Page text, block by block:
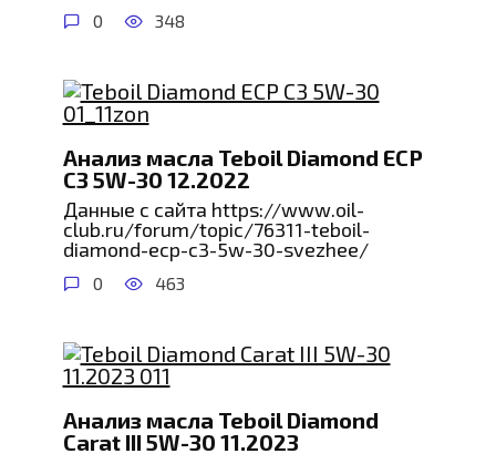
0 348
Анализ масла Teboil Diamond ECP
C3 5W-30 12.2022
Данные с сайта https://www.oil-
club.ru/forum/topic/76311-teboil-
diamond-ecp-c3-5w-30-svezhee/
0 463
Анализ масла Teboil Diamond
Carat III 5W-30 11.2023